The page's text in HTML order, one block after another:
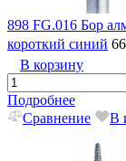
898 FG.016 Бор
короткий синий
В корзину
Подробнее
Сравнение
В